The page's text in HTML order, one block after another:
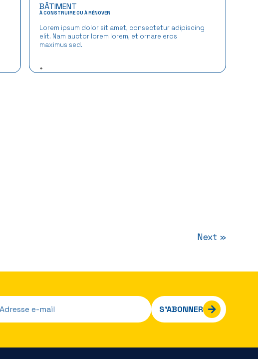
BÂTIMENT
À CONSTRUIRE OU À RÉNOVER
Lorem ipsum dolor sit amet, consectetur adipiscing
elit. Nam auctor lorem lorem, et ornare eros
maximus sed.
+
Next »
S’ABONNER